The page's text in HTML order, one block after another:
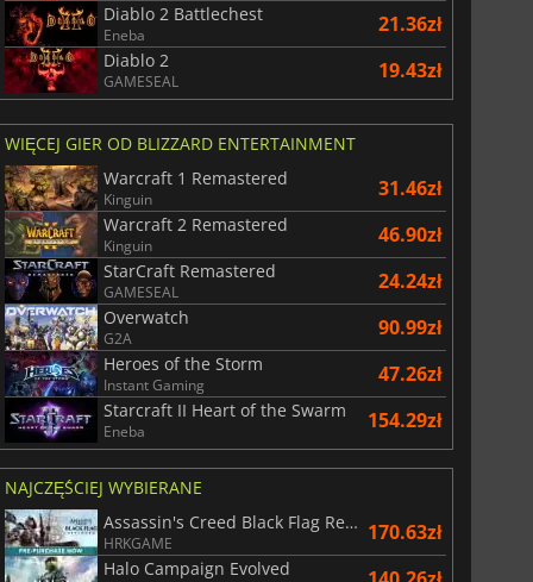
Diablo 2 Battlechest
Eneba 21.36zł
Diablo 2
GAMESEAL 19.43zł
WIĘCEJ GIER OD BLIZZARD ENTERTAINMENT
Warcraft 1 Remastered
Kinguin 31.46zł
Warcraft 2 Remastered
Kinguin 46.90zł
StarCraft Remastered
GAMESEAL 24.24zł
Overwatch
G2A 90.99zł
Heroes of the Storm
Instant Gaming 47.26zł
Starcraft II Heart of the Swarm
Eneba 154.29zł
NAJCZĘŚCIEJ WYBIERANE
Assassin's Creed Black Flag Resynced
HRKGAME 170.63zł
Halo Campaign Evolved